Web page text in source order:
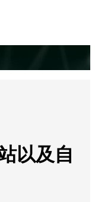
以及自